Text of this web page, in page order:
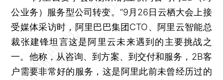
公业务）服务型公司转变。”9月26日云栖大会上接
受媒体采访时，阿里巴巴集团CTO、阿里云智能总
裁张建锋坦言这是阿里云未来遇到的主要挑战之
一。他称，从咨询、到方案、到交付和服务，2B客
户需要非常好的服务，这是阿里此前未曾经历过的